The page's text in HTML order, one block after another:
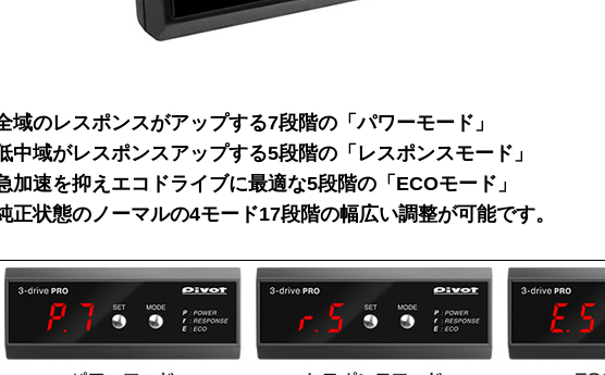
域のレスポンスがアップする7段階の「パワーモード」
中域がレスポンスアップする5段階の「レスポンスモード」
加速を抑えエコドライブに最適な5段階の「ECOモード」
正状態のノーマルの4モード17段階の幅広い調整が可能です。